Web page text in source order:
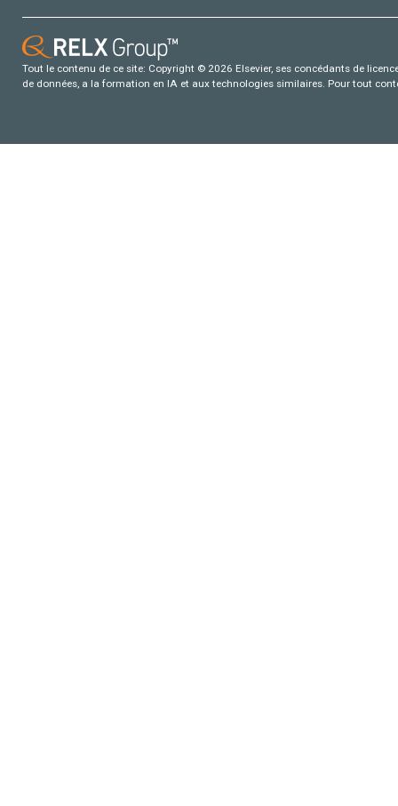
Tout le contenu de ce site: Copyright © 2026 Elsevier, ses concédants de
de données, a la formation en IA et aux technologies similaires. Pour tout